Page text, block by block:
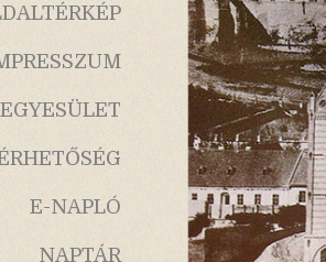
E-NAPLÓ
NAPTÁR